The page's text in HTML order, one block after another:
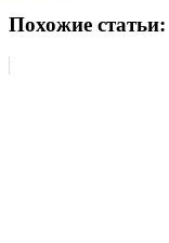
Похожие статьи: